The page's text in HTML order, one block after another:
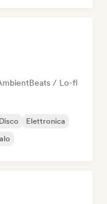
Beats / Lo-fi
Disco
Elettronica